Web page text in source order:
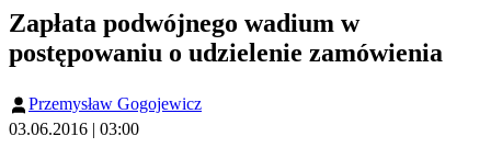
Zapłata podwójnego wadium w
postępowaniu o udzielenie zamówienia
Przemysław Gogojewicz
03.06.2016 | 03:00